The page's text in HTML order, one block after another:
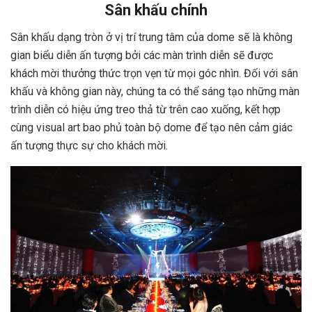
Sân khấu chính
Sân khấu dạng tròn ở vị trí trung tâm của dome sẽ là không
gian biểu diễn ấn tượng bởi các màn trình diễn sẽ được
khách mời thưởng thức trọn vẹn từ mọi góc nhìn. Đối với sân
khấu và không gian này, chúng ta có thể sáng tạo những màn
trình diễn có hiệu ứng treo thả từ trên cao xuống, kết hợp
cùng visual art bao phủ toàn bộ dome để tạo nên cảm giác
ấn tượng thực sự cho khách mời.